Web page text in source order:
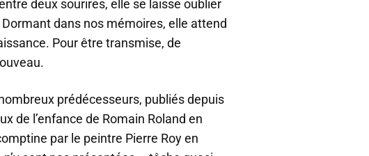
deux sourires, elle se laisse oublier
dans nos mémoires, elle attend
Pour être transmise, de
prédécesseurs, publiés depuis
de l’enfance de Romain Roland en
par le peintre Pierre Roy en